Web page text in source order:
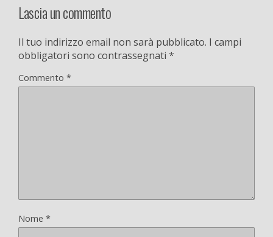
Lascia un commento
Il tuo indirizzo email non sarà pubblicato. I campi
obbligatori sono contrassegnati *
Commento *
Nome *